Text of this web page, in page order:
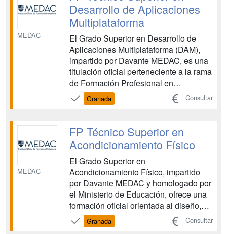
patologías y en el apoyo a...
MEDAC
Desarrollo de Aplicaciones
Multiplataforma
El Grado Superior en Desarrollo de
Aplicaciones Multiplataforma (DAM),
impartido por Davante MEDAC, es una
titulación oficial perteneciente a la rama
de Formación Profesional en
Informática, homologada por el
Ministerio de Educación. Este ciclo
integral en sistemas informáticos, bases
de datos y programación t...
Granada Consultar
MEDAC
FP Técnico Superior en
Acondicionamiento Físico
El Grado Superior en
Acondicionamiento Físico, impartido
por Davante MEDAC y homologado por
el Ministerio de Educación, ofrece una
formación oficial orientada al diseño,
planificación y dirección de actividades
físico-deportivas adaptadas a las
Granada Consultar